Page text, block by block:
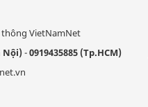
VietNamNet
Nội)-0919435885 (Tp.HCM)